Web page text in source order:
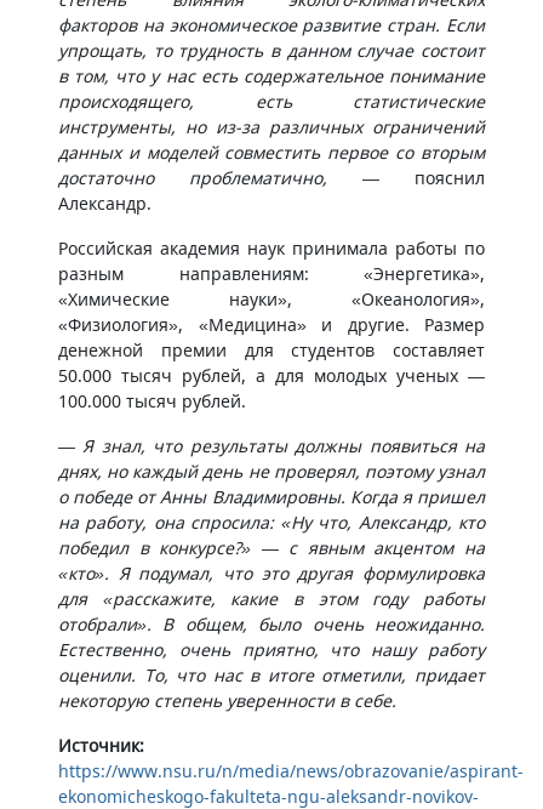
факторов на экономическое развитие стран. Если
упрощать, то трудность в данном случае состоит
в том, что у нас есть содержательное понимание
происходящего, есть статистические
инструменты, но из-за различных ограничений
данных и моделей совместить первое со вторым
достаточно проблематично, — пояснил
Александр.
Российская академия наук принимала работы по
разным направлениям: «Энергетика»,
«Химические науки», «Океанология»,
«Физиология», «Медицина» и другие. Размер
денежной премии для студентов составляет
50.000 тысяч рублей, а для молодых ученых —
100.000 тысяч рублей.
— Я знал, что результаты должны появиться на
днях, но каждый день не проверял, поэтому узнал
о победе от Анны Владимировны. Когда я пришел
на работу, она спросила: «Ну что, Александр, кто
победил в конкурсе?» — с явным акцентом на
«кто». Я подумал, что это другая формулировка
для «расскажите, какие в этом году работы
отобрали». В общем, было очень неожиданно.
Естественно, очень приятно, что нашу работу
оценили. То, что нас в итоге отметили, придает
некоторую степень уверенности в себе.
Источник:
https://www.nsu.ru/n/media/news/obrazovanie/aspirant-
ekonomicheskogo-fakulteta-ngu-aleksandr-novikov-